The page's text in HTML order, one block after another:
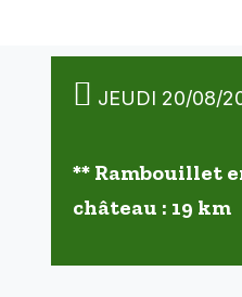
JEUDI 20/08/
** Rambouillet
château : 19 km